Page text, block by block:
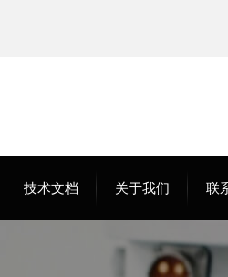
技术文档 关于我们 联